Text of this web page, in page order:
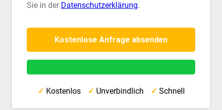
Sie in der Datenschutzerklärung.
✓ Kostenlos ✓ Unverbindlich ✓ Schnell